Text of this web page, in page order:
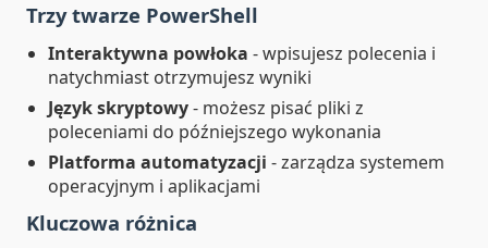
Trzy twarze PowerShell
Interaktywna powłoka - wpisujesz polecenia i
natychmiast otrzymujesz wyniki
Język skryptowy- możesz pisać pliki z
poleceniami do późniejszego wykonania
Platforma automatyzacji - zarządza systemem
operacyjnym i aplikacjami
Kluczowa różnica